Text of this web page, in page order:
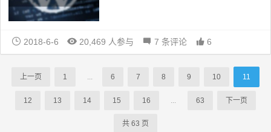
2018-6-6 20,469 人参与 7 条评论 6
上一页 1 6 7 8 9 10 11
12 13 14 15 16 63 下一页
共 63 页